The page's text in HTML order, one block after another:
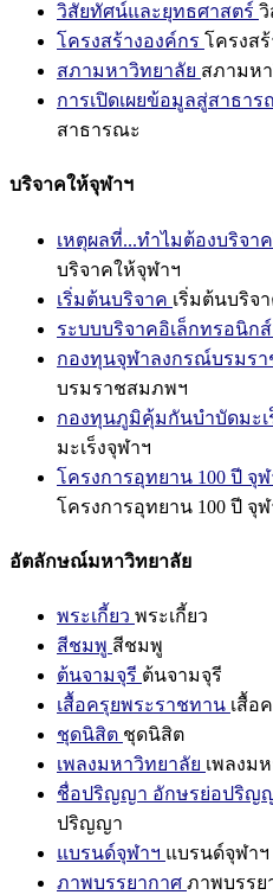
วิสัยทัศน์และยุทธศาสตร์
โครงสร้างองค์กร โครงส
สภามหาวิทยาลัย สภามห
การเปิดเผยข้อมูลสู่สาธาร
สาธารณะ
บริจาคให้จุฬาฯ
เหตุผลที่...ทำไมต้องบริจา
บริจาคให้จุฬาฯ
เริ่มต้นบริจาค เริ่มต้นบริจ
ระบบบริจาคอิเล็กทรอนิกส์
กองทุนจุฬาลงกรณ์บรมร
บรมราชสมภพฯ
กองทุนภูมิคุ้มกันบำบัดมะเ
มะเร็งจุฬาฯ
โครงการอุทยาน 100 ปี จุ
โครงการอุทยาน 100 ปี จุ
อัตลักษณ์มหาวิทยาลัย
พระเกี้ยว พระเกี้ยว
สีชมพู สีชมพู
ต้นจามจุรี ต้นจามจุรี
เสื้อครุยพระราชทาน เสื้อ
ชุดนิสิต ชุดนิสิต
เพลงมหาวิทยาลัย เพลงม
ชื่อปริญญา อักษรย่อปริญ
ปริญญา
แบรนด์จุฬาฯ แบรนด์จุฬาฯ
ภาพบรรยากาศ ภาพบรรย